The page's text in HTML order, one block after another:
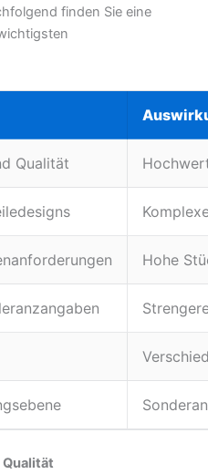
finden Sie eine
Qualität
Hohe